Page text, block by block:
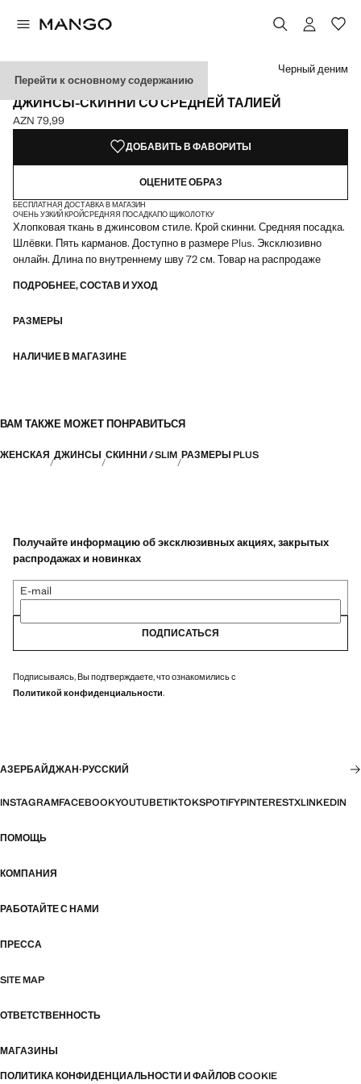
Перейти к основному содержанию
ЭКСКЛЮЗИВНО ОНЛАЙН
ДЖИНСЫ-СКИННИ СО СРЕДНЕЙ ТАЛИЕЙ
Текущая цена [AZN 79,99 ]
AZN 79,99
Выберите цвет
Цвет Серый
Выбранный цвет: Черный деним
Цвет Темно-синий
Черный деним
ДОБАВИТЬ В ФАВОРИТЫ
ОЦЕНИТЕ ОБРАЗ
БЕСПЛАТНАЯ ДОСТАВКА В МАГАЗИН
ОЧЕНЬ УЗКИЙ КРОЙСРЕДНЯЯ ПОСАДКАПО ЩИКОЛОТКУ
Хлопковая ткань в джинсовом стиле. Крой скинни. Средняя посадка.
Шлёвки. Пять карманов. Доступно в размере Plus. Эксклюзивно
онлайн. Длина по внутреннему шву 72 см. Товар на распродаже
ПОДРОБНЕЕ, СОСТАВ И УХОД
РАЗМЕРЫ
НАЛИЧИЕ В МАГАЗИНЕ
ВАМ ТАКЖЕ МОЖЕТ ПОНРАВИТЬСЯ
ЖЕНСКАЯ ДЖИНСЫ СКИННИ / SLIM РАЗМЕРЫ PLUS
Получайте информацию об эксклюзивных акциях, закрытых
распродажах и новинках
E-mail
ПОДПИСАТЬСЯ
Подписываясь, Вы подтверждаете, что ознакомились с
Политикой конфиденциальности.
АЗЕРБАЙДЖАН·РУССКИЙ
INSTAGRAMFACEBOOKYOUTUBETIKTOKSPOTIFYPINTERESTXLINKEDIN
ПОМОЩЬ
КОМПАНИЯ
РАБОТАЙТЕ С НАМИ
ПРЕССА
SITE MAP
ОТВЕТСТВЕННОСТЬ
МАГАЗИНЫ
ПОЛИТИКА КОНФИДЕНЦИАЛЬНОСТИ И ФАЙЛОВ COOKIE